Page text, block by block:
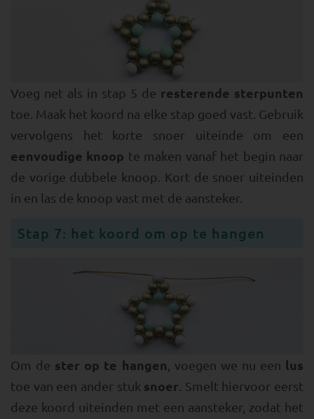
Voeg net als in stap 5 de resterende sterpunten
toe. Maak het koord na elke stap goed vast. Gebruik
vervolgens het korte snoer uiteinde om een
eenvoudige knoop te maken vanaf het begin naar
de vorige dubbele knoop. Kort de snoer uiteinden
in en las de knoop vast met de aansteker.
Stap 7: het koord om op te hangen
Om de ster op te hangen , voegen we nu een lus
toe van een ander stuk snoer . Smelt hiervoor eerst
deze koord uiteinden met een aansteker, zodat het